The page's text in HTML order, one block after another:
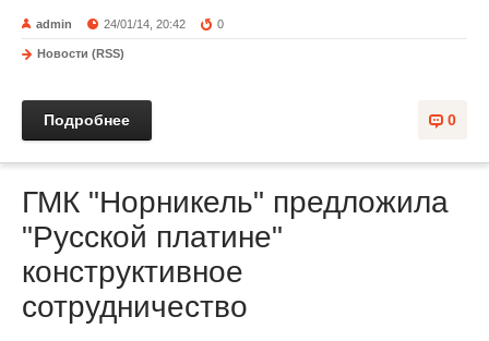
admin 24/01/14, 20:42 0
Новости (RSS)
0
Подробнее
ГМК "Норникель" предложила
"Русской платине"
конструктивное
сотрудничество